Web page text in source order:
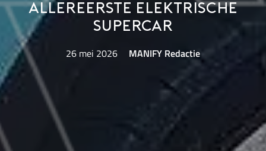
allereerste elektrische
supercar
26 mei 2026 MANIFY Redactie